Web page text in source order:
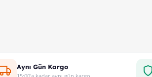
Aynı Gün Kargo
15:00'a kadar aynı gün kargo.